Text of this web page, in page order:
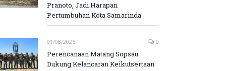
Pranoto, Jadi Harapan
Pertumbuhan Kota Samarinda
01/08/2026 0
Perencanaan Matang Sopsau
Dukung Kelancaran Keikutsertaan